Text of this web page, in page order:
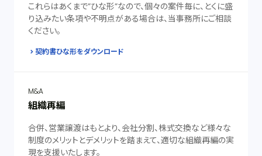
これらはあくまで”ひな形”なので、個々の案件毎に、とくに盛
り込みたい条項や不明点がある場合は、当事務所にご相談
ください。
契約書ひな形をダウンロード
M&A
組織再編
合併、営業譲渡はもとより、会社分割、株式交換など様々な
制度のメリットとデメリットを踏まえて、適切な組織再編の実
現を支援いたします。